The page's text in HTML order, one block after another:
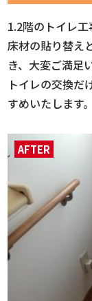
1.2階のトイレ工
床材の貼り替え
き、大変ご満足
トイレの交換だ
すめいたします。
AFTER